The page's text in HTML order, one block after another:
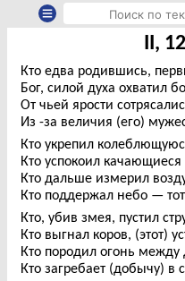
II,
Кто едва родившись,
Бог, силой духа охватил
От чьей ярости
Из -за величия (его)
Кто укрепил
Кто успокоил качающиеся
Кто дальше измерил
Кто поддержал небо —
Кто, убив змея, пустил
Кто выгнал коров, (этот)
Кто породил огонь между
Кто загребает (добычу)